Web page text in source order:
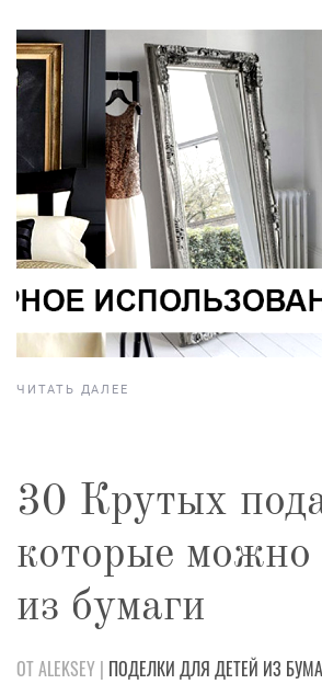
ЧИТАТЬ ДАЛЕЕ
30 Крутых
которые можно
из бумаги
ОТ ALEKSEY | ПОДЕЛКИ ДЛЯ ДЕТЕЙ ИЗ